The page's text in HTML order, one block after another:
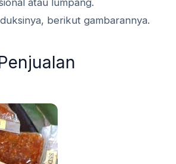
atau lumpang.
berikut gambarannya.